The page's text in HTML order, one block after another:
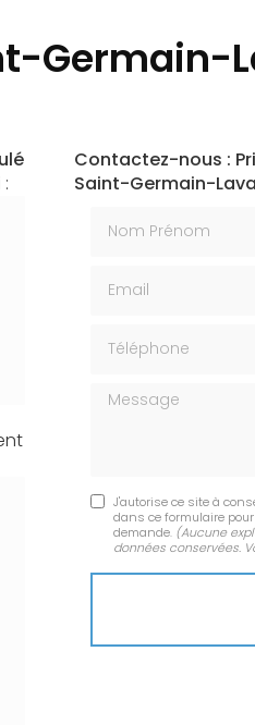
Germain-
Contactez-nous :
Saint-Germain-
Message
J'autorise ce site à
dans ce formulaire
demande. (Aucune
données conservées.